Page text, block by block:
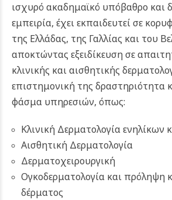
ισχυρό ακαδημαϊκό υπόβαθρο και
εμπειρία, έχει εκπαιδευτεί σε
της Ελλάδας, της Γαλλίας και του
αποκτώντας εξειδίκευση σε
κλινικής και αισθητικής
επιστημονική της δραστηριότητα
φάσμα υπηρεσιών, όπως:
Κλινική Δερματολογία ενηλίκων
Αισθητική Δερματολογία
Δερματοχειρουργική
Ογκοδερματολογία και πρόληψη
δέρματος